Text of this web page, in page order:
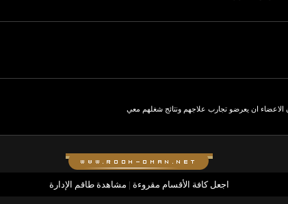
الاعضاء ان يعرضو تجارب علاجهم ونتائج شغلهم معي
اجعل كافة الأقسام مقروءة | مشاهدة طاقم الإدارة